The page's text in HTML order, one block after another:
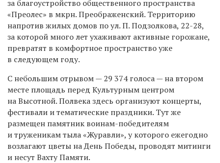
за благоустройство общественного пространства
«Преолес» в мкрн. Преображенский. Территорию
напротив жилых домов по ул. П. Подзолкова, 22-28,
за которой много лет ухаживают активные горожане,
превратят в комфортное пространство уже
в следующем году.
С небольшим отрывом — 29 374 голоса — на втором
месте площадь перед Культурным центром
на Высотной. Полвека здесь организуют концерты,
фестивали и тематические праздники. Тут же
размещен памятник воинам-победителям
и труженикам тыла «Журавли», у которого ежегодно
возлагают цветы на День Победы, проводят митинги
и несут Вахту Памяти.